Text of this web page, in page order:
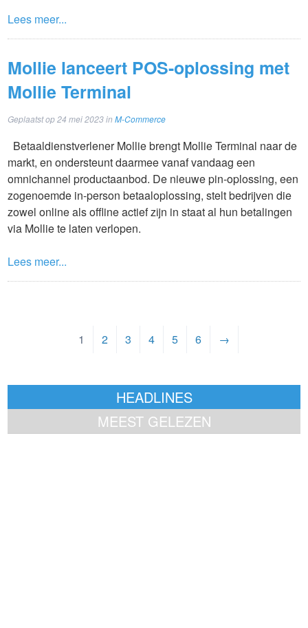
Lees meer...
Mollie lanceert POS-oplossing met
Mollie Terminal
Geplaatst op24 mei 2023inM-Commerce
Betaaldienstverlener Mollie brengt Mollie Terminal naar de
markt, en ondersteunt daarmee vanaf vandaag een
omnichannel productaanbod. De nieuwe pin-oplossing, een
zogenoemde in-person betaaloplossing, stelt bedrijven die
zowel online als offline actief zijn in staat al hun betalingen
via Mollie te laten verlopen.
Lees meer...
1 2 3 4 5 6 →
HEADLINES
MEEST GELEZEN